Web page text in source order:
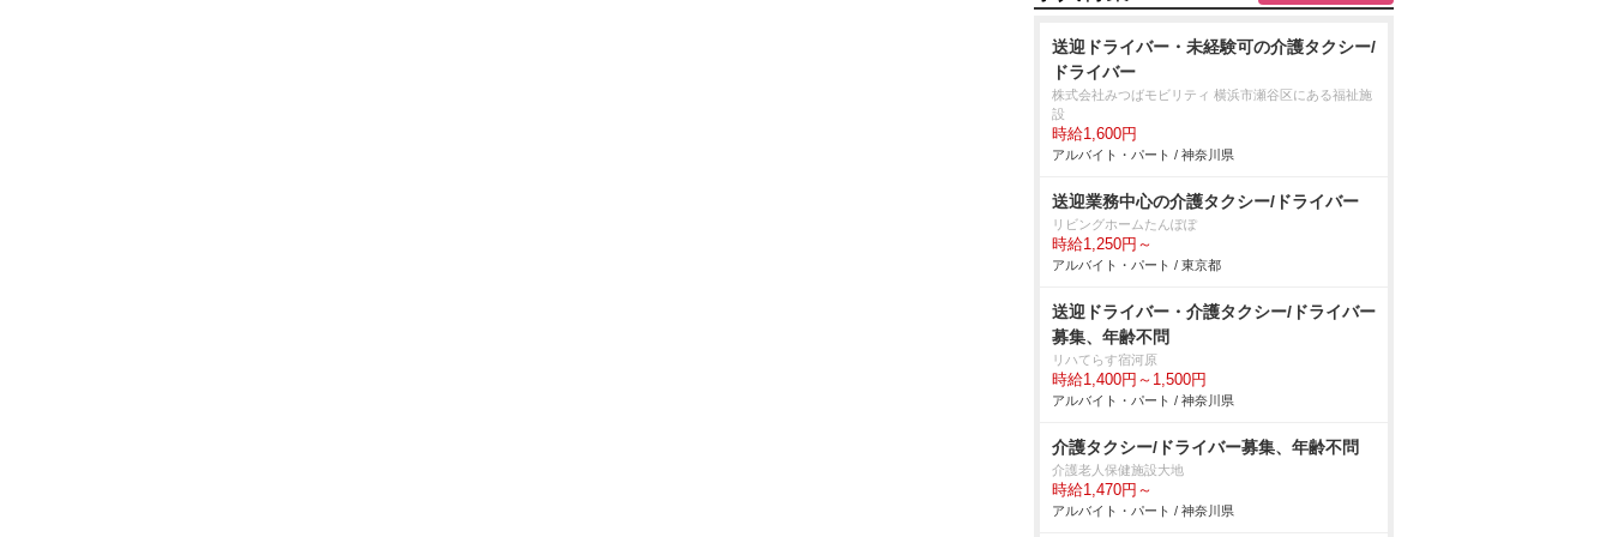
送迎ドライバー・未経験可の介護タクシー/
ドライバー
株式会社みつばモビリティ 横浜市瀬谷区にある福祉施
設
時給1,600円
アルバイト・パート / 神奈川県
送迎業務中心の介護タクシー/ドライバー
リビングホームたんぽぽ
時給1,250円～
アルバイト・パート / 東京都
送迎ドライバー・介護タクシー/ドライバー
募集、年齢不問
リハてらす宿河原
時給1,400円～1,500円
アルバイト・パート / 神奈川県
介護タクシー/ドライバー募集、年齢不問
介護老人保健施設大地
時給1,470円～
アルバイト・パート / 神奈川県